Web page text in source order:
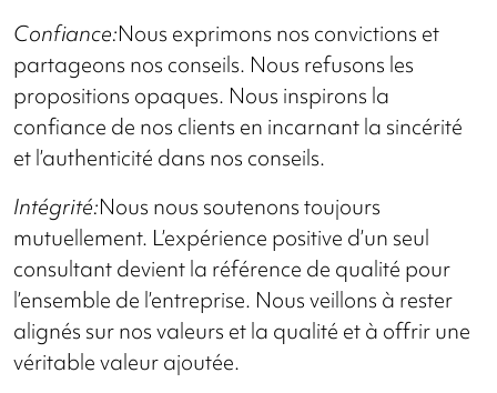
Confiance:Nous exprimons nos convictions et
partageons nos conseils. Nous refusons les
propositions opaques. Nous inspirons la
confiance de nos clients en incarnant la sincérité
et l’authenticité dans nos conseils.
Intégrité:Nous nous soutenons toujours
mutuellement. L’expérience positive d’un seul
consultant devient la référence de qualité pour
l’ensemble de l’entreprise. Nous veillons à rester
alignés sur nos valeurs et la qualité et à offrir une
véritable valeur ajoutée.